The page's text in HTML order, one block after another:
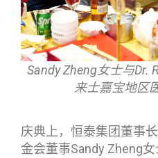
Sandy Zheng女士与Dr.
来士嘉宝地区
庆典上，恒泰集团董事
金会董事Sandy Zheng